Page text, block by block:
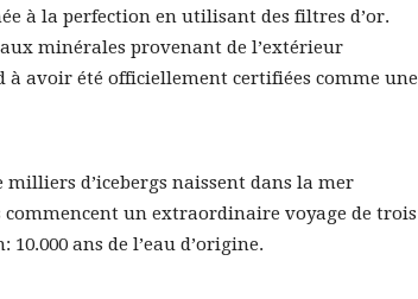
à la perfection en utilisant des filtres d’or.
minérales provenant de l’extérieur
à avoir été officiellement certifiées comme une
milliers d’icebergs naissent dans la mer
un extraordinaire voyage de trois
ans de l’eau d’origine.